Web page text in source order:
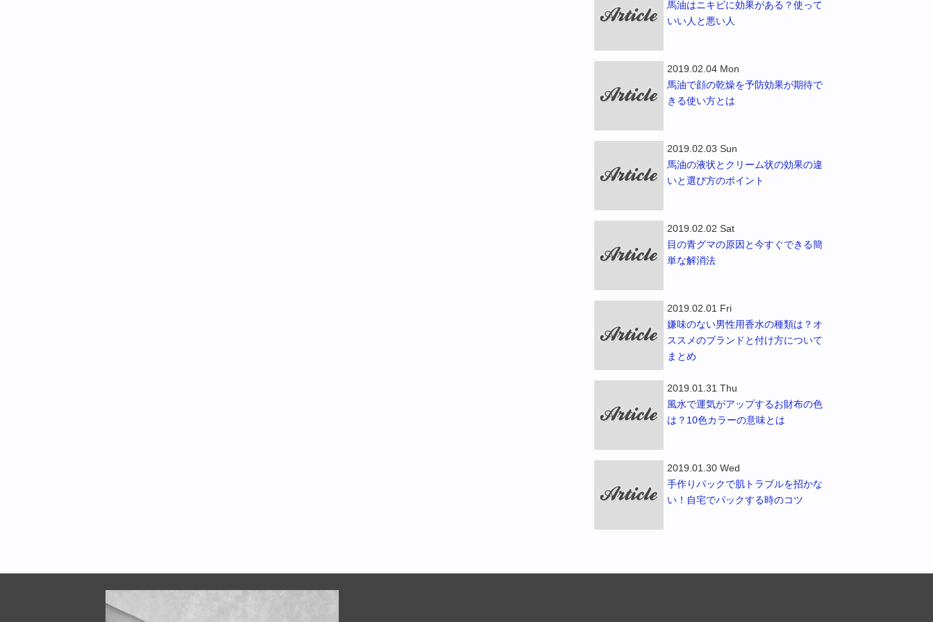
馬油はニキビに効果がある？使って
いい人と悪い人
2019.02.04 Mon
馬油で顔の乾燥を予防効果が期待で
きる使い方とは
2019.02.03 Sun
馬油の液状とクリーム状の効果の違
いと選び方のポイント
2019.02.02 Sat
目の青グマの原因と今すぐできる簡
単な解消法
2019.02.01 Fri
嫌味のない男性用香水の種類は？オ
ススメのブランドと付け方について
まとめ
2019.01.31 Thu
風水で運気がアップするお財布の色
は？10色カラーの意味とは
2019.01.30 Wed
手作りパックで肌トラブルを招かな
い！自宅でパックする時のコツ